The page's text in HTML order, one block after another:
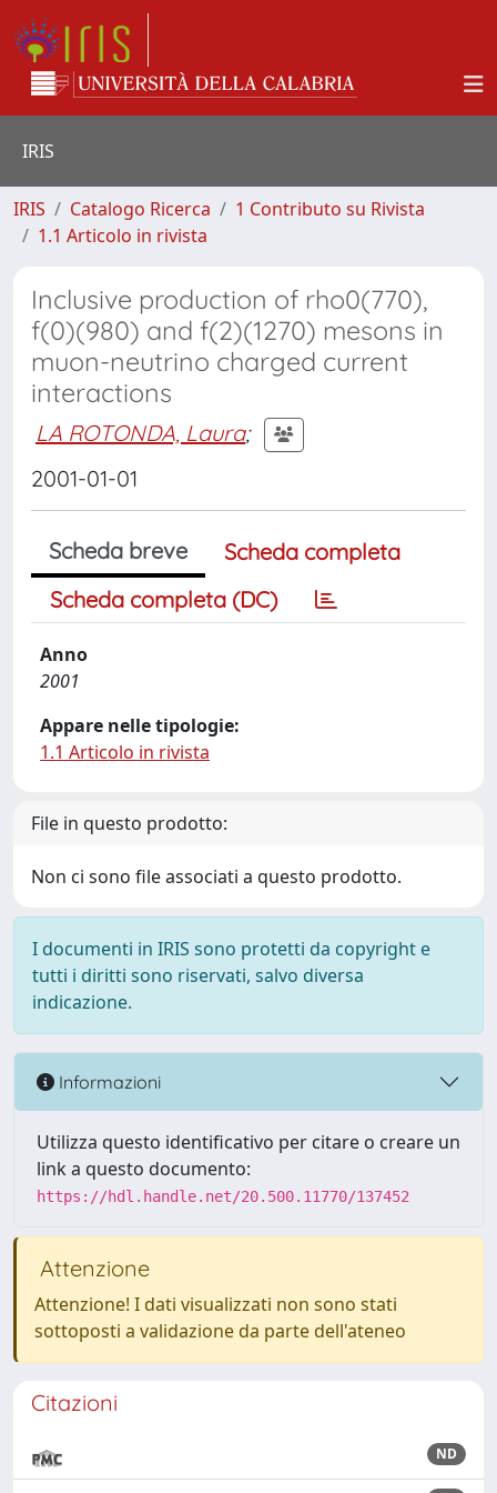
IRIS
IRIS Catalogo Ricerca
1 Contributo su Rivista
1.1 Articolo in rivista
Inclusive production of rho0(770),
f(0)(980) and f(2)(1270) mesons in
muon-neutrino charged current
interactions
LA ROTONDA, Laura;
2001-01-01
Scheda breve
Scheda completa
Scheda completa (DC)
Anno
2001
Appare nelle tipologie:
1.1 Articolo in rivista
File in questo prodotto:
Non ci sono file associati a questo prodotto.
I documenti in IRIS sono protetti da copyright e
tutti i diritti sono riservati, salvo diversa
indicazione.
Informazioni
Utilizza questo identificativo per citare o creare un
link a questo documento:
https://hdl.handle.net/20.500.11770/137452
Attenzione
Attenzione! I dati visualizzati non sono stati
sottoposti a validazione da parte dell'ateneo
Citazioni
ND